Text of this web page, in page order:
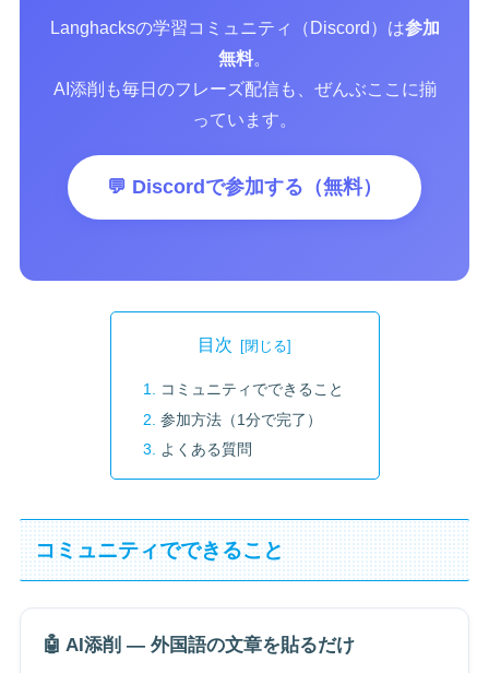
Langhacksの学習コミュニティ（Discord）は参加
無料。
AI添削も毎日のフレーズ配信も、ぜんぶここに揃
っています。
💬 Discordで参加する（無料）
目次
コミュニティでできること
参加方法（1分で完了）
よくある質問
コミュニティでできること
🤖 AI添削 — 外国語の文章を貼るだけ